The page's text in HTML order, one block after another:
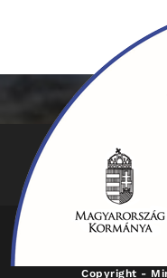
Copyright -